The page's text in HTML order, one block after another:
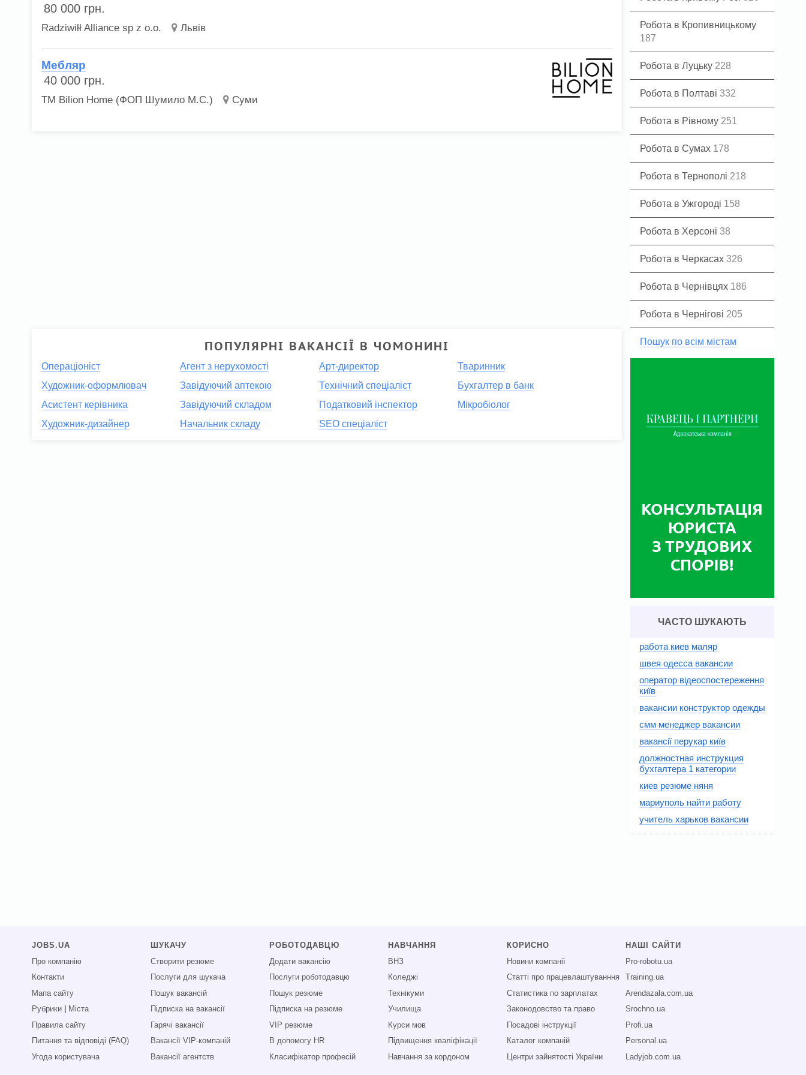
80 000 грн.
Radziwiłł Alliance sp z o.o. Львів
Мебляр
40 000 грн.
ТМ Bilion Home (ФОП Шумило М.С.) Суми
ПОПУЛЯРНІ ВАКАНСІЇ В ЧОМОНИНІ
Операціоніст Агент з нерухомості Арт-директор
Тваринник
Художник-оформлювач
Завідуючий аптекою Технічний спеціаліст
Бухгалтер в банк
Асистент керівника
Завідуючий складом Податковий інспектор
Мікробіолог
Художник-дизайнер
Начальник складу SEO спеціаліст
Робота в Кропивницькому
187
Робота в Луцьку 228
Робота в Полтаві 332
Робота в Рівному 251
Робота в Сумах 178
Робота в Тернополі 218
Робота в Ужгороді 158
Робота в Херсоні 38
Робота в Черкасах 326
Робота в Чернівцях 186
Робота в Чернігові 205
Пошук по всім містам
ЧАСТО ШУКАЮТЬ
работа киев маляр
швея одесса вакансии
оператор відеоспостереження
київ
вакансии конструктор одежды
смм менеджер вакансии
вакансії перукар київ
должностная инструкция
бухгалтера 1 категории
киев резюме няня
мариуполь найти работу
учитель харьков вакансии
JOBS.UA
Про компанію
Контакти
Мапа сайту
Рубрики
Міста
Правила сайту
Питання та відповіді (FAQ)
Угода користувача
ШУКАЧУ
Створити резюме
Послуги для шукача
Пошук вакансій
Підписка на вакансії
Гарячі вакансії
Вакансії VIP-компаній
Вакансії агентств
РОБОТОДАВЦЮ
Додати вакансію
Послуги роботодавцю
Пошук резюме
Підписка на резюме
VIP резюме
В допомогу HR
Класифікатор професій
НАВЧАННЯ
ВНЗ
Коледжі
Технікуми
Училища
Курси мов
Підвищення кваліфікації
Навчання за кордоном
КОРИСНО
Новини компанії
Статті про працевлаштуванння
Статистика по зарплатах
Законодовство та право
Посадові інструкції
Каталог компаній
Центри зайнятості України
НАШІ САЙТИ
Pro-robotu.ua
Training.ua
Arendazala.com.ua
Srochno.ua
Profi.ua
Personal.ua
Ladyjob.com.ua